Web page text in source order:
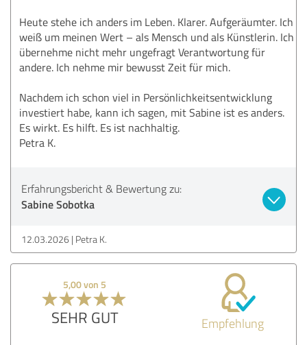
Heute stehe ich anders im Leben. Klarer. Aufgeräumter. Ich
weiß um meinen Wert – als Mensch und als Künstlerin. Ich
übernehme nicht mehr ungefragt Verantwortung für
andere. Ich nehme mir bewusst Zeit für mich.
Nachdem ich schon viel in Persönlichkeitsentwicklung
investiert habe, kann ich sagen, mit Sabine ist es anders.
Es wirkt. Es hilft. Es ist nachhaltig.
Petra K.
Erfahrungsbericht & Bewertung zu:
Sabine Sobotka
12.03.2026 Petra K.
5,00 von 5
SEHR GUT Empfehlung